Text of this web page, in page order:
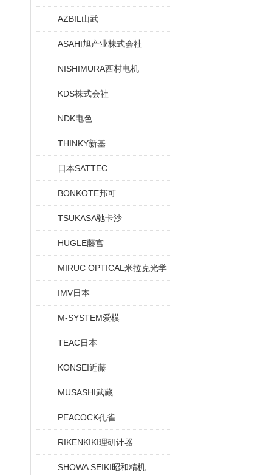
AZBIL山武
ASAHI旭产业株式会社
NISHIMURA西村电机
KDS株式会社
NDK电色
THINKY新基
日本SATTEC
BONKOTE邦可
TSUKASA驰卡沙
HUGLE藤宫
MIRUC OPTICAL米拉克光学
IMV日本
M-SYSTEM爱模
TEAC日本
KONSEI近藤
MUSASHI武藏
PEACOCK孔雀
RIKENKIKI理研计器
SHOWA SEIKI昭和精机